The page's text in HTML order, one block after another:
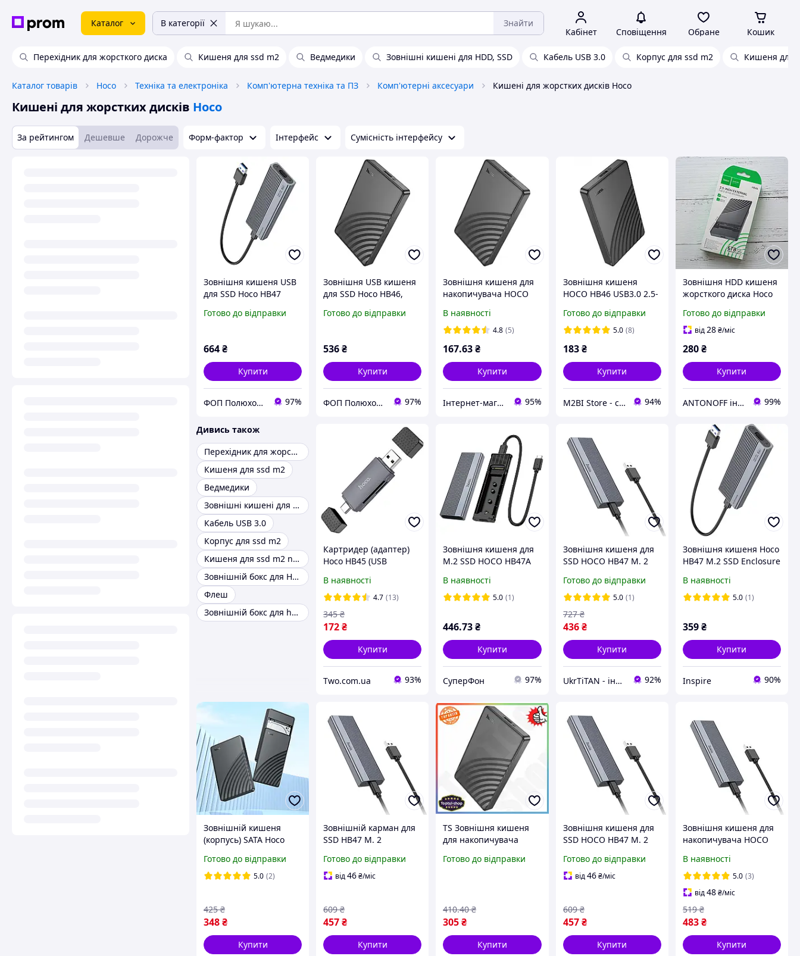
Каталог В категорії Знайти
Кабінет Сповіщення Обране Кошик
Перехідник для жорсткого диска Кишеня для ssd m2 Ведмедики Зовнішні кишені для HDD, SSD Кабель USB 3.0 Корпус для ssd m2 Кишеня для
Каталог товарів Hoco Техніка та електроніка Комп'ютерна техніка та ПЗ Комп'ютерні аксесуари Кишені для жорстких дисків Hoco
Кишені для жорстких дисків Hoco
За рейтингом Дешевше Дорожче Форм-фактор Інтерфейс Сумісність інтерфейсу
Зовнішня кишеня USB
для SSD Hoco HB47
Готово до відправки
664₴
Купити
ФОП Полюхович Л.Г. 97%
Зовнішня USB кишеня
для SSD Hoco HB46,
Готово до відправки
536₴
Купити
ФОП Полюхович Л.Г. 97%
Зовнішня кишеня для
накопичувача HOCO
SATA hard drive
enclosure Black
В наявності
4.8 (5)
167.63₴
Купити
Інтернет-магазин "Dorozhe.net" 95%
Зовнішня кишеня
HOCO HB46 USB3.0 2.5-
enclosure чорний
Готово до відправки
5.0 (8)
183 ₴
Купити
M2BI Store - світ техніки та аксесуарів 94%
Зовнішня HDD кишеня
жорсткого диска Hoco
5Gbps 6TB Чорний
Готово до відправки
від28₴/міс
280₴
Купити
ANTONOFF інтернет-магазин 99%
Дивись також
Перехідник для жорсткого диска
Кишеня для ssd m2
Ведмедики
Зовнішні кишені для HDD, SSD
Кабель USB 3.0
Корпус для ssd m2
Кишеня для ssd m2 nvme
Зовнішній бокс для HDD
Флеш
Зовнішній бокс для hdd 2.5
Картридер (адаптер)
Hoco HB45 (USB
сірий, картридер для
ноутбука
В наявності
4.7 (13)
172₴
345 ₴
Купити
Two.com.ua 93%
Зовнішня кишеня для
M.2 SSD HOCO HB47A
швидкість 10Gbps
USB3.2
В наявності
5.0 (1)
446.73₴
Купити
СуперФон 97%
Зовнішня кишеня для
SSD HOCO HB47 M. 2
Готово до відправки
5.0 (1)
436 ₴
727 ₴
Купити
UkrTiTAN - інтернет-магазин електроніки та комп'ютерної техніки 92%
Зовнішня кишеня Hoco
HB47 M.2 SSD Enclosure
Grey
В наявності
5.0 (1)
359₴
Купити
Inspire 90%
Зовнішній кишеня
(корпусь) SATA Hoco
до 6 ТБ для ПК/
комп'ютера/ноутбука
Готово до відправки
5.0 (2)
348₴
425 ₴
Купити
Зовнішній карман для
SSD HB47 M. 2
koshik (41-339-85)
Готово до відправки
від46₴/міс
457₴
609 ₴
Купити
TS Зовнішня кишеня
для накопичувача
3.0 2.5 дюйма чорна
Готово до відправки
305₴
410.40 ₴
Купити
Зовнішня кишеня для
SSD НОСО НВ47 М. 2
Готово до відправки
від46 ₴/міс
457 ₴
609 ₴
Купити
Зовнішня кишеня для
накопичувача HOCO
Enclosure(USB3.1/6Gbps
) Metal Gray
В наявності
5.0 (3)
від48₴/міс
483₴
519 ₴
Купити